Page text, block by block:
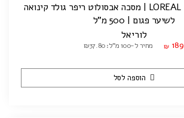
LOREAL SERIE EXPERT | מסכה אבסולוט ריפר גולד קינואה
לשיער פגום | 500 מ"ל
לוריאל
₪ 189 מחיר ל-100 מ"ל: ₪37.80
הוספה לסל